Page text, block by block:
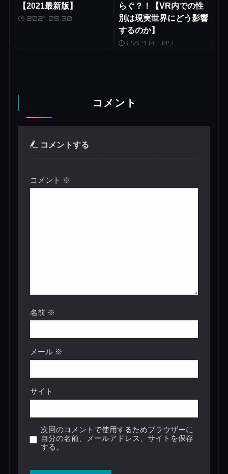
【2021最新版】
2021.05.30
らぐ？！【VR内での性
別は現実世界にどう影響
するのか】
2021.02.09
コメント
コメントする
コメント ※
名前 ※
メール ※
サイト
次回のコメントで使用するためブラウザーに
自分の名前、メールアドレス、サイトを保存
する。